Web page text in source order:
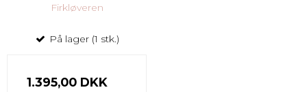
Firkløveren
På lager (1 stk.)
1.395,00 DKK